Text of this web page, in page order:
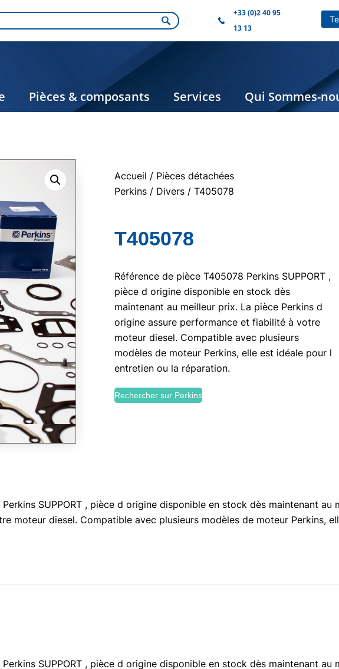
+33 (0)2 40 95
13 13
Pièces & composants Services Qui Sommes-
Accueil / Pièces détachées
Perkins / Divers / T405078
T405078
Référence de pièce T405078 Perkins SUPPORT ,
pièce d origine disponible en stock dès
maintenant au meilleur prix. La pièce Perkins d
origine assure performance et fiabilité à votre
moteur diesel. Compatible avec plusieurs
modèles de moteur Perkins, elle est idéale pour l
entretien ou la réparation.
Rechercher sur Perkins
SUPPORT , pièce d origine disponible en stock dès maintenant
moteur diesel. Compatible avec plusieurs modèles de moteur Perkins,
SUPPORT , pièce d origine disponible en stock dès maintenant